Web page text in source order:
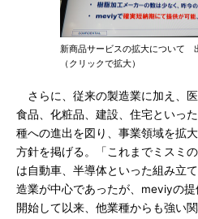
新商品サービスの拡大について
（クリックで拡大）
さらに、従来の製造業に加え、医
食品、化粧品、建設、住宅といっ
種への進出を図り、事業領域を拡
方針を掲げる。「これまでミスミ
は自動車、半導体といった組み立
造業が中心であったが、meviyの提
開始して以来、他業種からも強い